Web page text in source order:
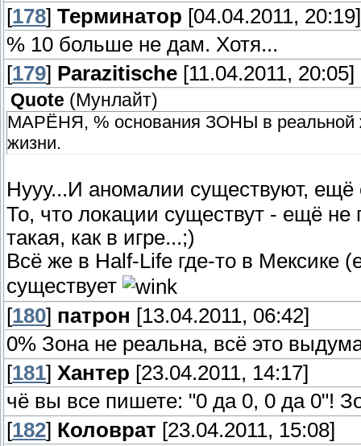
[178] Терминатор [04.04.2011, 20:19]
% 10 больше не дам. Хотя...
[179] Parazitische [11.04.2011, 20:05]
Quote (Мунлайт)
МАРЁНЯ, % основания ЗОНЫ в реальной
жизни.
Нууу...И аномалии существуют,
То, что локации существут - ещё не
такая, как в игре...;)
Всё же в Half-Life где-то в Мексике
существует
[180] патрон [13.04.2011, 06:42]
0% Зона не реальна, всё это
[181] Хантер [23.04.2011, 14:17]
чё вы все пишете: "0 да 0, 0 да 0"!
[182] Коловрат [23.04.2011, 15:08]